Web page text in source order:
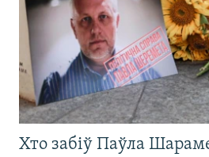
Хто забіў Паўла